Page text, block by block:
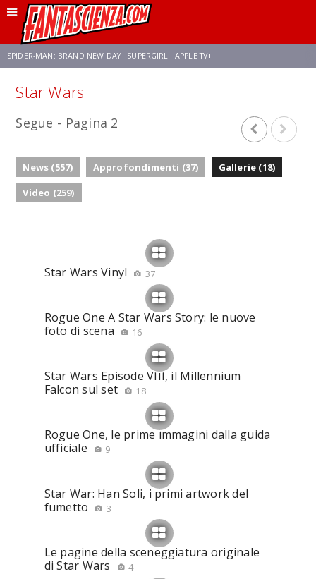
SPIDER-MAN: BRAND NEW DAY SUPERGIRL APPLE TV+
Star Wars
Segue - Pagina 2
News (557) Approfondimenti (37)
Gallerie (18)
Video (259)
Star Wars Vinyl 37
Rogue One A Star Wars Story: le nuove
foto di scena
16
Star Wars Episode VIII, il Millennium
Falcon sul set
18
Rogue One, le prime immagini dalla guida
ufficiale
9
Star War: Han Soli, i primi artwork del
fumetto
3
Le pagine della sceneggiatura originale
di Star Wars
4